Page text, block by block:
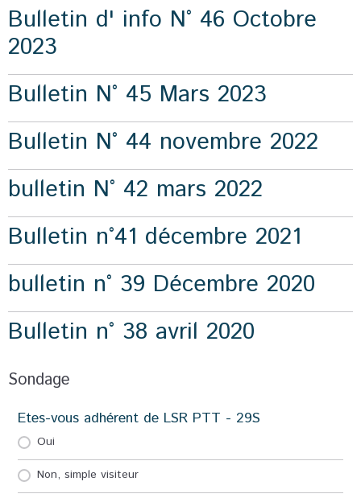
Bulletin d' info N° 46 Octobre
2023
Bulletin N° 45 Mars 2023
Bulletin N° 44 novembre 2022
bulletin N° 42 mars 2022
Bulletin n°41 décembre 2021
bulletin n° 39 Décembre 2020
Bulletin n° 38 avril 2020
Sondage
Etes-vous adhérent de LSR PTT - 29S
Oui
Non, simple visiteur